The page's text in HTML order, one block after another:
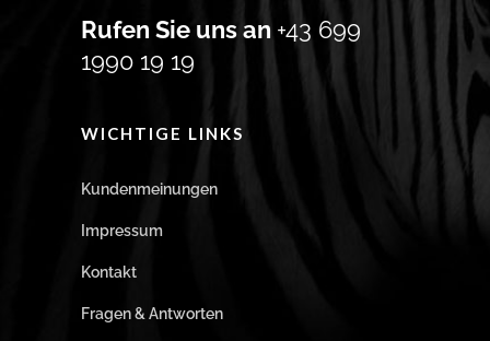
Rufen Sie uns an +43 699
1990 19 19
WICHTIGE LINKS
Kundenmeinungen
Impressum
Kontakt
Fragen & Antworten